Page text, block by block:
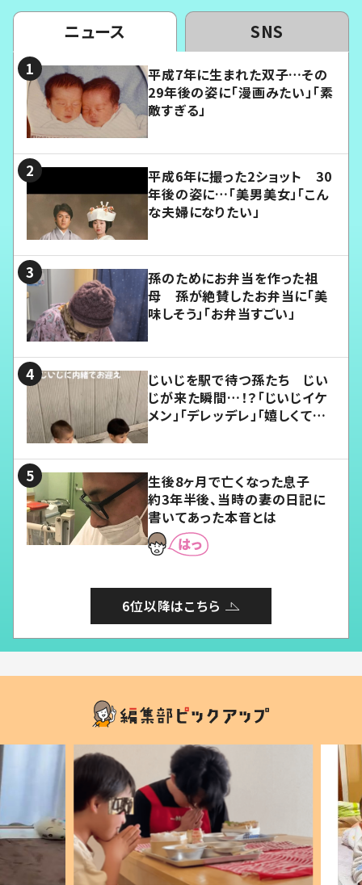
ニュース SNS
平成7年に生まれた双子…その
29年後の姿に「漫画みたい」「素
敵すぎる」
平成6年に撮った2ショット 30
年後の姿に…「美男美女」「こん
な夫婦になりたい」
孫のためにお弁当を作った祖
母 孫が絶賛したお弁当に「美
味しそう」「お弁当すごい」
じいじを駅で待つ孫たち じい
じが来た瞬間…！？「じいじイケ
メン」「デレッデレ」「嬉しくて可
生後8ヶ月で亡くなった息子
約3年半後、当時の妻の日記に
書いてあった本音とは
6位以降はこちら